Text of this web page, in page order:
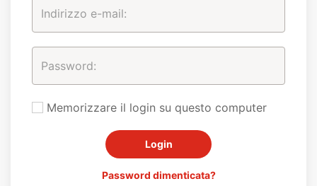
Memorizzare il login su questo computer
Password dimenticata?